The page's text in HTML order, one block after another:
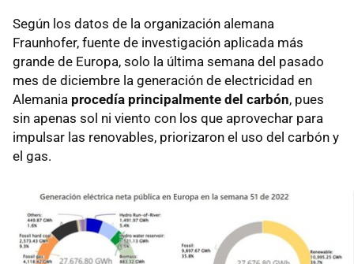
Según los datos de la organización alemana
Fraunhofer, fuente de investigación aplicada más
grande de Europa, solo la última semana del pasado
mes de diciembre la generación de electricidad en
Alemania procedía principalmente del carbón, pues
sin apenas sol ni viento con los que aprovechar para
impulsar las renovables, priorizaron el uso del carbón y
el gas.